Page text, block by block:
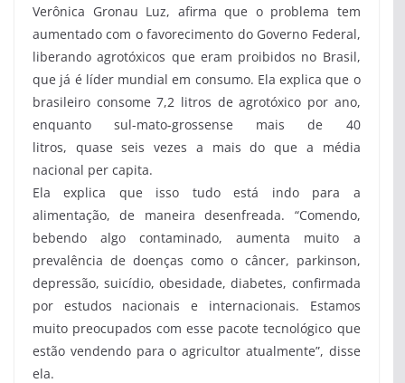
Verônica Gronau Luz, afirma que o problema tem
aumentado com o favorecimento do Governo Federal,
liberando agrotóxicos que eram proibidos no Brasil,
que já é líder mundial em consumo. Ela explica que o
brasileiro consome 7,2 litros de agrotóxico por ano,
enquanto sul-mato-grossense mais de 40
litros, quase seis vezes a mais do que a média
nacional per capita.
Ela explica que isso tudo está indo para a
alimentação, de maneira desenfreada. “Comendo,
bebendo algo contaminado, aumenta muito a
prevalência de doenças como o câncer, parkinson,
depressão, suicídio, obesidade, diabetes, confirmada
por estudos nacionais e internacionais. Estamos
muito preocupados com esse pacote tecnológico que
estão vendendo para o agricultor atualmente”, disse
ela.